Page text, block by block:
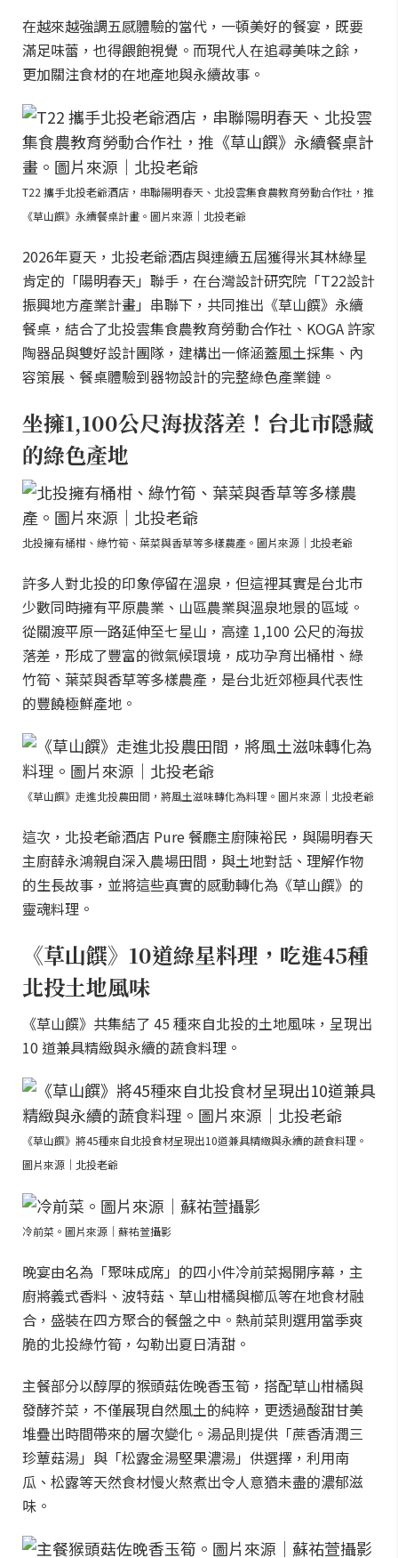
在越來越強調五感體驗的當代，一頓美好的餐宴，既要
滿足味蕾，也得餵飽視覺。而現代人在追尋美味之餘，
更加關注食材的在地產地與永續故事。
T22 攜手北投老爺酒店，串聯陽明春天、北投雲集食農教育勞動合作社，推
《草山饌》永續餐桌計畫。圖片來源｜北投老爺
2026年夏天，北投老爺酒店與連續五屆獲得米其林綠星
肯定的「陽明春天」聯手，在台灣設計研究院「T22設計
振興地方產業計畫」串聯下，共同推出《草山饌》永續
餐桌，結合了北投雲集食農教育勞動合作社、KOGA 許家
陶器品與雙好設計團隊，建構出一條涵蓋風土採集、內
容策展、餐桌體驗到器物設計的完整綠色產業鏈。
坐擁1,100公尺海拔落差！台北市隱藏
的綠色產地
北投擁有桶柑、綠竹筍、葉菜與香草等多樣農產。圖片來源｜北投老爺
許多人對北投的印象停留在溫泉，但這裡其實是台北市
少數同時擁有平原農業、山區農業與溫泉地景的區域。
從關渡平原一路延伸至七星山，高達 1,100 公尺的海拔
落差，形成了豐富的微氣候環境，成功孕育出桶柑、綠
竹筍、葉菜與香草等多樣農產，是台北近郊極具代表性
的豐饒極鮮產地。
《草山饌》走進北投農田間，將風土滋味轉化為料理。圖片來源｜北投老爺
這次，北投老爺酒店 Pure 餐廳主廚陳裕民，與陽明春天
主廚薛永鴻親自深入農場田間，與土地對話、理解作物
的生長故事，並將這些真實的感動轉化為《草山饌》的
靈魂料理。
《草山饌》10道綠星料理，吃進45種
北投土地風味
《草山饌》共集結了 45 種來自北投的土地風味，呈現出
10 道兼具精緻與永續的蔬食料理。
《草山饌》將45種來自北投食材呈現出10道兼具精緻與永續的蔬食料理。
圖片來源｜北投老爺
冷前菜。圖片來源｜蘇祐萱攝影
晚宴由名為「聚味成席」的四小件冷前菜揭開序幕，主
廚將義式香料、波特菇、草山柑橘與櫛瓜等在地食材融
合，盛裝在四方聚合的餐盤之中。熱前菜則選用當季爽
脆的北投綠竹筍，勾勒出夏日清甜。
主餐部分以醇厚的猴頭菇佐晚香玉筍，搭配草山柑橘與
發酵芥菜，不僅展現自然風土的純粹，更透過酸甜甘美
堆疊出時間帶來的層次變化。湯品則提供「蔗香清潤三
珍蕈菇湯」與「松露金湯堅果濃湯」供選擇，利用南
瓜、松露等天然食材慢火熬煮出令人意猶未盡的濃郁滋
味。